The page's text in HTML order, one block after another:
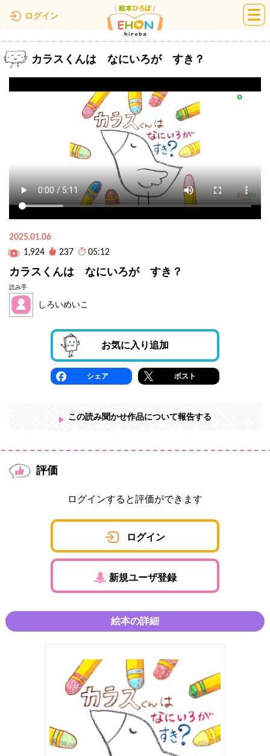
ログイン 絵本ひろば
カラスくんは なにいろが すき？
2025.01.06
1,924
237 05:12
カラスくんは なにいろが すき？
読み手
しろいめいこ
お気に入り追加
シェア ポスト
この読み聞かせ作品について報告する
評価
ログインすると評価ができます
ログイン
新規ユーザ登録
絵本の詳細